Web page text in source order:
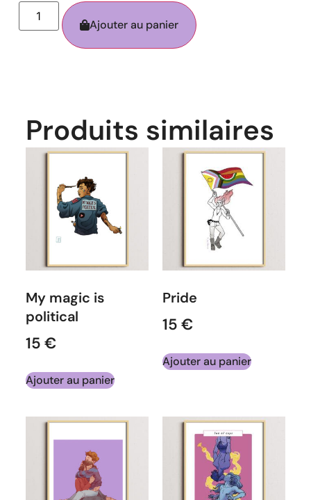
Ajouter au panier
Produits similaires
My magic is
political
15 €
Ajouter au panier
Pride
15 €
Ajouter au panier